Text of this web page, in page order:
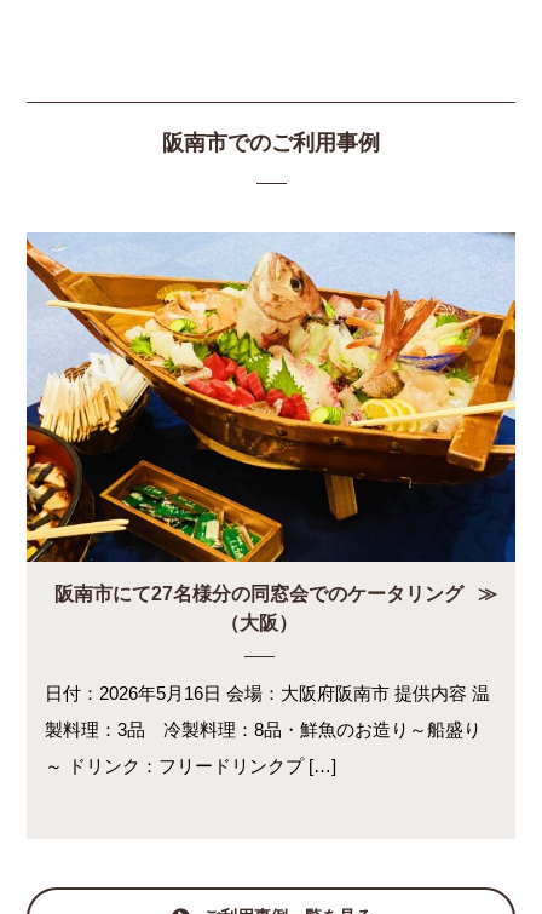
阪南市でのご利用事例
阪南市にて27名様分の同窓会でのケータリング
（大阪）
日付：2026年5月16日 会場：大阪府阪南市 提供内容 温
製料理：3品 冷製料理：8品・鮮魚のお造り～船盛り
～ ドリンク：フリードリンクプ […]